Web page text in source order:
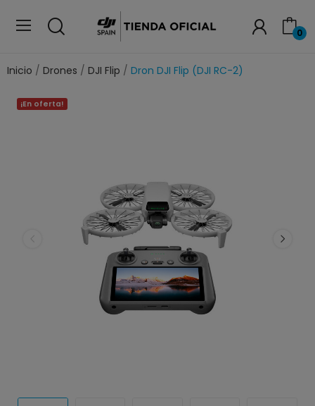
0
Inicio Drones DJI Flip Dron DJI Flip (DJI RC-2)
¡En oferta!